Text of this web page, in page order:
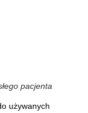
pacjenta
używanych